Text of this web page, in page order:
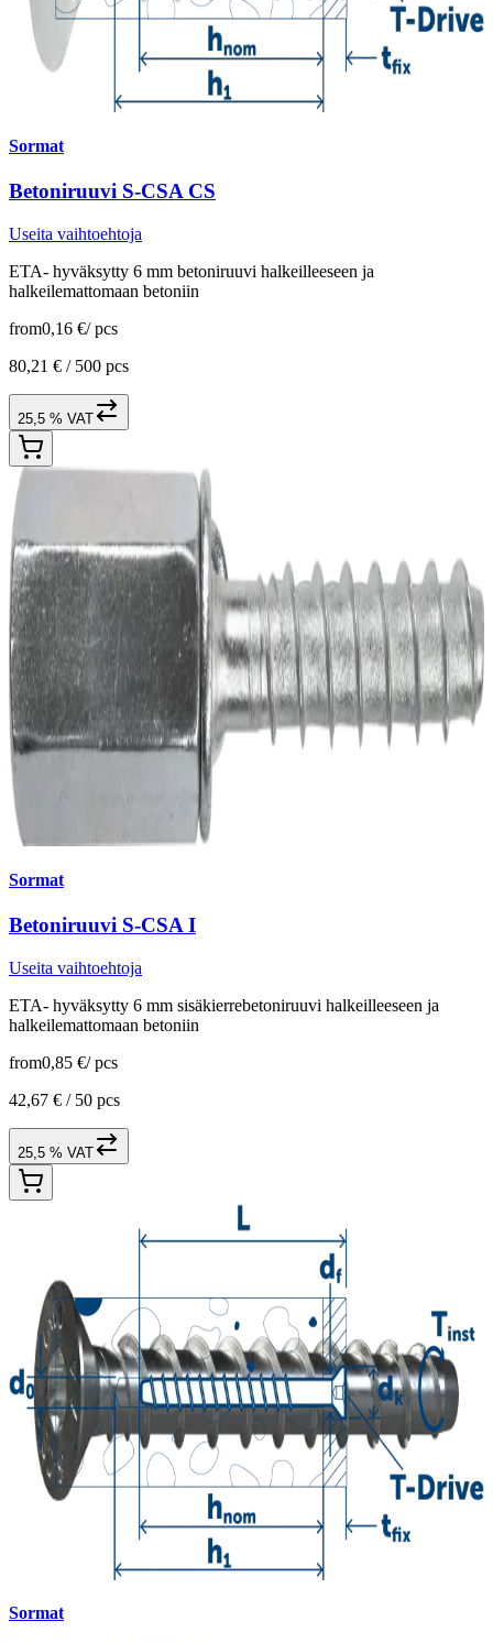
Sormat
Betoniruuvi S-CSA CS
Useita vaihtoehtoja
ETA- hyväksytty 6 mm betoniruuvi halkeilleeseen ja
halkeilemattomaan betoniin
from0,16 €/ pcs
80,21 € / 500 pcs
25,5 % VAT
Sormat
Betoniruuvi S-CSA I
Useita vaihtoehtoja
ETA- hyväksytty 6 mm sisäkierrebetoniruuvi halkeilleeseen ja
halkeilemattomaan betoniin
from0,85 €/ pcs
42,67 € / 50 pcs
25,5 % VAT
Sormat